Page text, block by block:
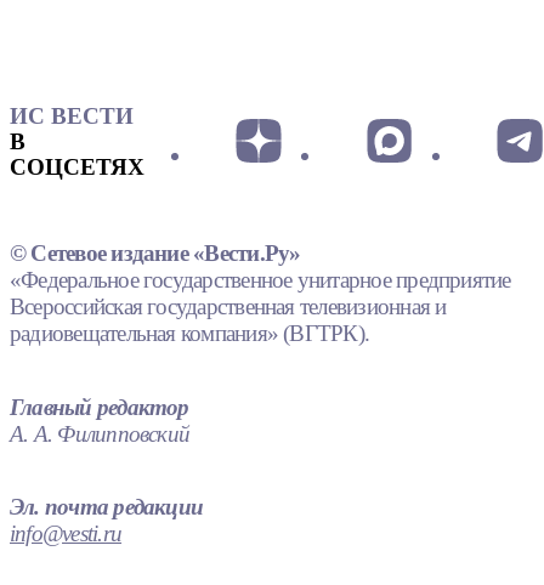
ИС ВЕСТИ
В
СОЦСЕТЯХ
© Сетевое издание «Вести.Ру»
«Федеральное государственное унитарное предприятие
Всероссийская государственная телевизионная и
радиовещательная компания» (ВГТРК).
Главный редактор
А. А. Филипповский
Эл. почта редакции
info@vesti.ru